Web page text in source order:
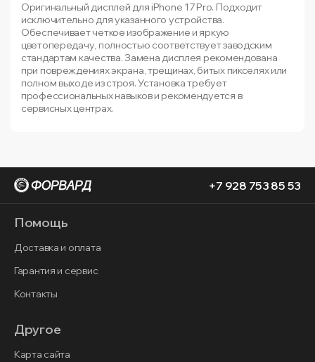
Оригинальный дисплей для iPhone 17 Pro. Подходит
исключительно для указанного устройства.
Обеспечивает четкое изображение и яркую
цветопередачу, полностью соответствует заводским
стандартам качества. Замена дисплея рекомендована
при повреждениях экрана, трещинах, битых пикселях или
полном выходе из строя. Установка требует
профессиональных навыков и рекомендуется в
сервисных центрах.
+7 928 753 85 53
Помощь
Доставка и оплата
Гарантия и сервис
Контакты
Другое
Карта сайта